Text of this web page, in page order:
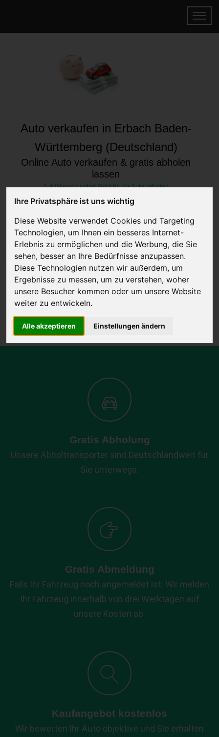
Ihre Privatsphäre ist uns wichtig
Diese Website verwendet Cookies und Targeting
Technologien, um Ihnen ein besseres Internet-
Erlebnis zu ermöglichen und die Werbung, die Sie
sehen, besser an Ihre Bedürfnisse anzupassen.
Diese Technologien nutzen wir außerdem, um
Ergebnisse zu messen, um zu verstehen, woher
unsere Besucher kommen oder um unsere Website
weiter zu entwickeln.
Alle akzeptieren Einstellungen ändern
Auto verkaufen in Erbach Baden-
Württemberg (Deutschland)
Online Auto verkaufen & gratis abholen
lassen
Auf Wunsch sofort Geld für Ihr Auto erhalten
JETZT KOSTENLOSE BEWERTUNG
Kostenloses Angebotfür den Ankauf Ihres Autos inklusive der
Abholung, auf Wunsch sofort Geld. Ihre Daten werden nicht mit Dritten
Wir garantieren 100% Sicherheit.
Gratis Abholung
Unsere Abholtransporter sind Deutschlandweit für
Sie unterwegs.
Gratis Abmeldung
Falls Ihr Fahrzeug noch angemeldet ist: Wir melden
Ihr Fahrzeug innerhalb von drei Werktagen auf
unsere Kosten ab.
Kaufangebot kostenlos
Wir bewerten Ihr Auto objektive und Sie erhalten